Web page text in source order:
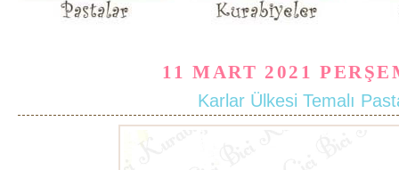
11 MART 2021
Karlar Ülkesi Temalı